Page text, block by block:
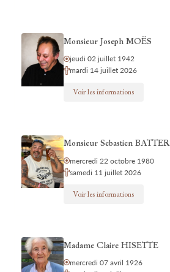
Monsieur Joseph MOËS
jeudi 02 juillet 1942
mardi 14 juillet 2026
Voir les informations
Monsieur Sebastien BATTER
mercredi 22 octobre 1980
samedi 11 juillet 2026
Voir les informations
Madame Claire HISETTE
mercredi 07 avril 1926